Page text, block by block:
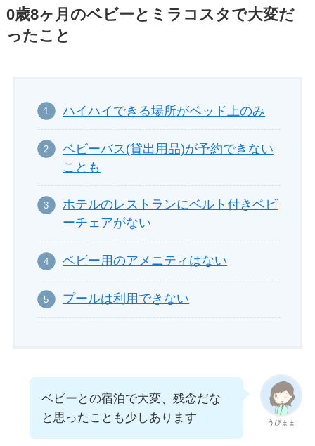
0歳8ヶ月のベビーとミラコスタで大変だ
ったこと
ハイハイできる場所がベッド上のみ
ベビーバス(貸出用品)が予約できない
ことも
ホテルのレストランにベルト付きベビ
ーチェアがない
ベビー用のアメニティはない
プールは利用できない
うぴまま
ベビーとの宿泊で大変、残念だな
と思ったことも少しあります